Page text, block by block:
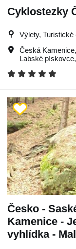
Cyklostezky
Výlety,
Česká Kamenice,
Labské pískovce,
Česko -
Kamenice -
vyhlídka -